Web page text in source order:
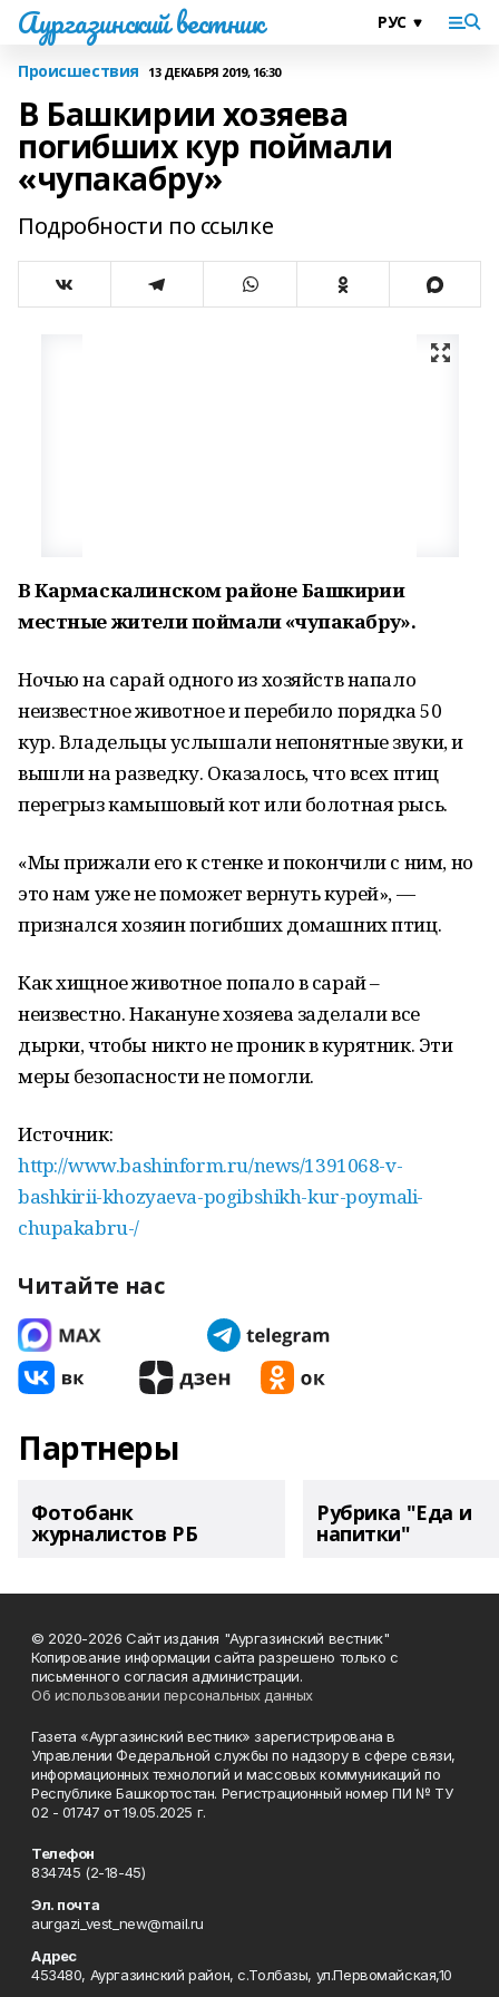
Аургазинский вестник
Происшествия 13 ДЕКАБРЯ 2019, 16:30
В Башкирии хозяева
погибших кур поймали
«чупакабру»
Подробности по ссылке
В Кармаскалинском районе Башкирии
местные жители поймали «чупакабру».
Ночью на сарай одного из хозяйств напало
неизвестное животное и перебило порядка 50
кур. Владельцы услышали непонятные звуки, и
вышли на разведку. Оказалось, что всех птиц
перегрыз камышовый кот или болотная рысь.
«Мы прижали его к стенке и покончили с ним, но
это нам уже не поможет вернуть курей», —
признался хозяин погибших домашних птиц.
Как хищное животное попало в сарай –
неизвестно. Накануне хозяева заделали все
дырки, чтобы никто не проник в курятник. Эти
меры безопасности не помогли.
Источник:
http://www.bashinform.ru/news/1391068-v-
bashkirii-khozyaeva-pogibshikh-kur-poymali-
chupakabru-/
Читайте нас
Партнеры
Фотобанк
журналистов РБ
Рубрика "Еда и
напитки"
© 2020-2026 Сайт издания "Аургазинский вестник"
Копирование информации сайта разрешено только с
письменного согласия администрации.
Об использовании персональных данных
Газета «Аургазинский вестник» зарегистрирована в
Управлении Федеральной службы по надзору в сфере связи,
информационных технологий и массовых коммуникаций по
Республике Башкортостан. Регистрационный номер ПИ № ТУ
02 - 01747 от 19.05.2025 г.
Телефон
834745 (2-18-45)
Эл. почта
aurgazi_vest_new@mail.ru
Адрес
453480, Аургазинский район, с.Толбазы, ул.Первомайская,10